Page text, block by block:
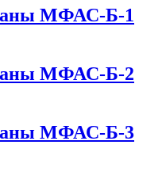
МФАС-Б-1
МФАС-Б-2
МФАС-Б-3